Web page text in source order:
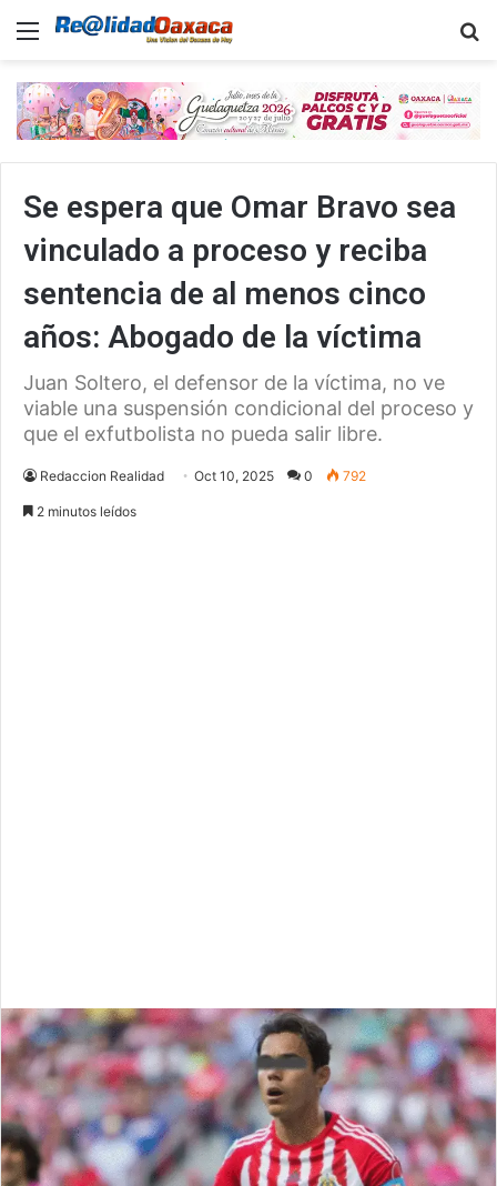
Menu
Se espera que Omar Bravo sea
vinculado a proceso y reciba
sentencia de al menos cinco
años: Abogado de la víctima
Juan Soltero, el defensor de la víctima, no ve
viable una suspensión condicional del proceso y
que el exfutbolista no pueda salir libre.
Redaccion Realidad Oct 10, 2025 0 792
2 minutos leídos